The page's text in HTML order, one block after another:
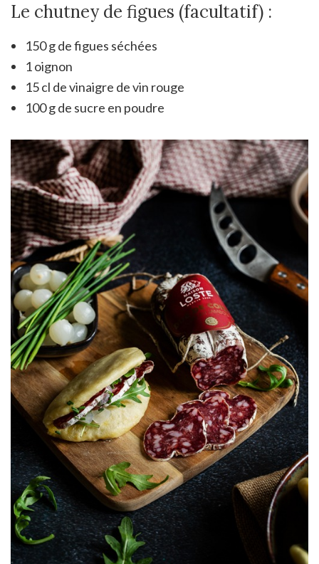
Le chutney de figues (facultatif) :
150 g de figues séchées
1 oignon
15 cl de vinaigre de vin rouge
100 g de sucre en poudre